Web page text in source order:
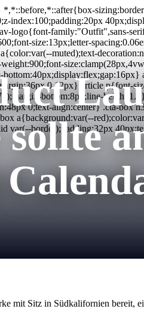
logo{font-family:"Outfit",sans-
size:13px;letter-
muted);text-
0 12px} article p{font-
bottom:8px;line-
0;text-align:center} .cta-
a{background:var(--
var(--border);padding:32px
mit Sitz in Südkalifornien bereit,